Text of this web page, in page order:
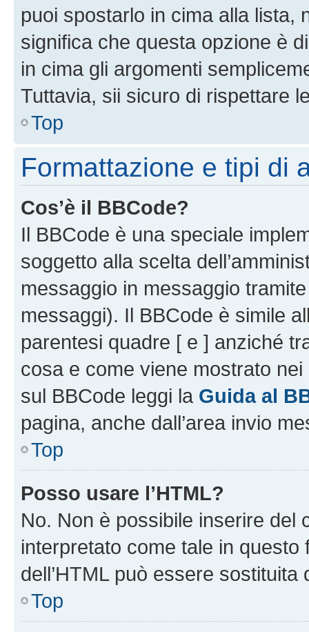
puoi spostarlo in cima alla lista,
significa che questa opzione è
in cima gli argomenti
Tuttavia, sii sicuro di rispettare
Top
Formattazione e tipi di
Cos’è il BBCode?
Il BBCode è una speciale
soggetto alla scelta
messaggio in messaggio
messaggi). Il BBCode è simile
parentesi quadre [ e ] anziché
cosa e come viene mostrato
sul BBCode leggi la Guida al
pagina, anche dall’area invio
Top
Posso usare l’HTML?
No. Non è possibile inserire del
interpretato come tale in
dell’HTML può essere sostituita
Top